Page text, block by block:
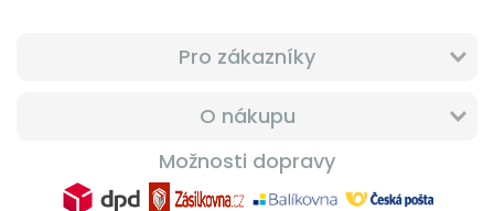
Pro zákazníky
O nákupu
Možnosti dopravy